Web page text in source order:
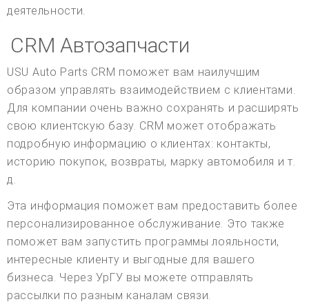
деятельности.
CRM Автозапчасти
USU Auto Parts CRM поможет вам наилучшим
образом управлять взаимодействием с клиентами.
Для компании очень важно сохранять и расширять
свою клиентскую базу. CRM может отображать
подробную информацию о клиентах: контакты,
историю покупок, возвраты, марку автомобиля и т.
д.
Эта информация поможет вам предоставить более
персонализированное обслуживание. Это также
поможет вам запустить программы лояльности,
интересные клиенту и выгодные для вашего
бизнеса. Через УрГУ вы можете отправлять
рассылки по разным каналам связи.